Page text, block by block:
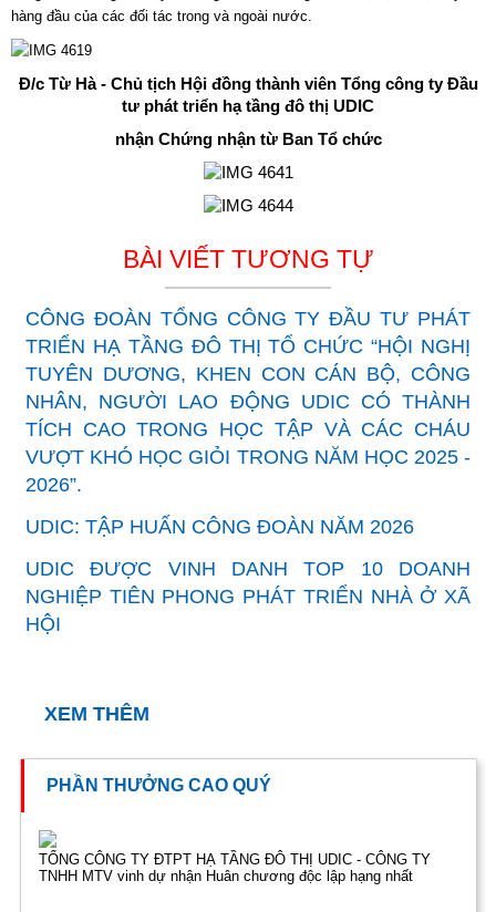
hàng đầu của các đối tác trong và ngoài nước.
Đ/c Từ Hà - Chủ tịch Hội đồng thành viên Tổng công ty Đầu
tư phát triển hạ tầng đô thị UDIC
nhận Chứng nhận từ Ban Tổ chức
BÀI VIẾT TƯƠNG TỰ
CÔNG ĐOÀN TỔNG CÔNG TY ĐẦU TƯ PHÁT
TRIỂN HẠ TẦNG ĐÔ THỊ TỔ CHỨC “HỘI NGHỊ
TUYÊN DƯƠNG, KHEN CON CÁN BỘ, CÔNG
NHÂN, NGƯỜI LAO ĐỘNG UDIC CÓ THÀNH
TÍCH CAO TRONG HỌC TẬP VÀ CÁC CHÁU
VƯỢT KHÓ HỌC GIỎI TRONG NĂM HỌC 2025 -
2026”.
UDIC: TẬP HUẤN CÔNG ĐOÀN NĂM 2026
UDIC ĐƯỢC VINH DANH TOP 10 DOANH
NGHIỆP TIÊN PHONG PHÁT TRIỂN NHÀ Ở XÃ
HỘI
XEM THÊM
PHẦN THƯỞNG CAO QUÝ
TỔNG CÔNG TY ĐTPT HẠ TẦNG ĐÔ THỊ UDIC - CÔNG TY
TNHH MTV vinh dự nhận Huân chương độc lập hạng nhất